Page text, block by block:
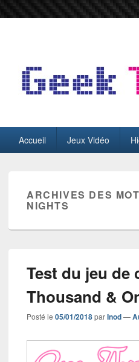
GeekTest
Accueil Jeux Vidéo
ARCHIVES DES
NIGHTS
Test du jeu de
Thousand &
Posté le 05/01/2018parInod—